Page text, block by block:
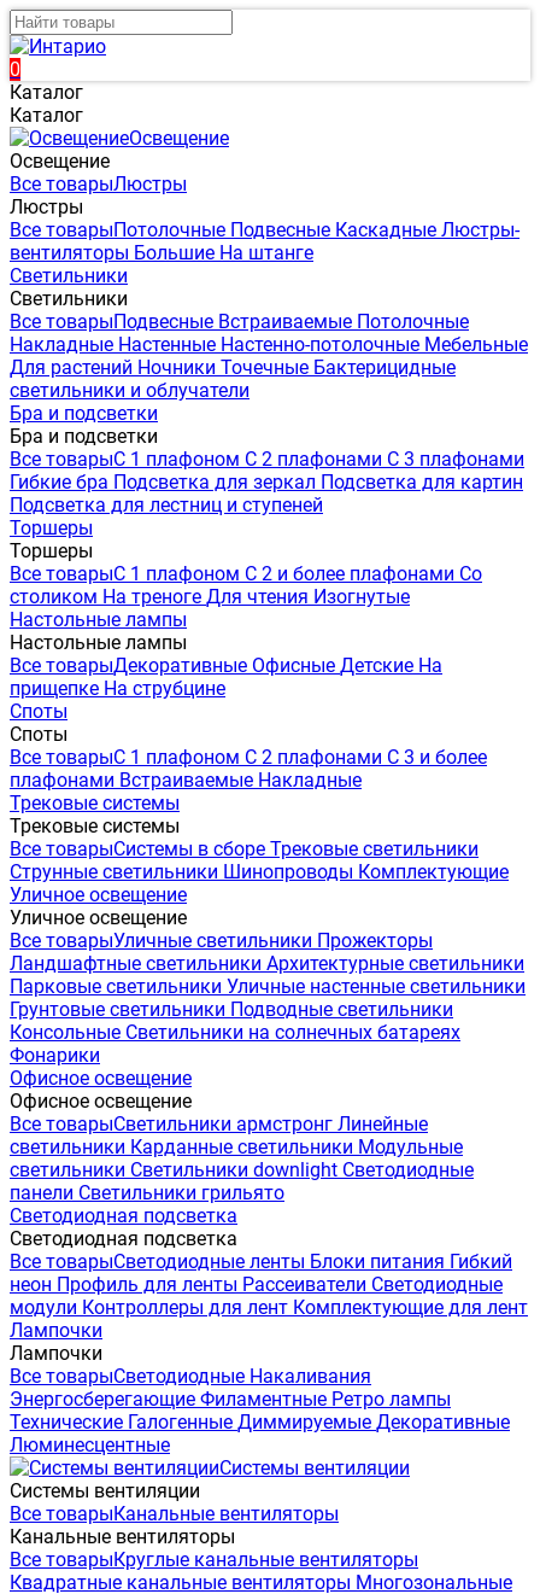
0
Каталог
Каталог
Освещение
Освещение
Все товарыЛюстры
Люстры
Все товарыПотолочные Подвесные Каскадные Люстры-
вентиляторы Большие На штанге
Светильники
Светильники
Все товарыПодвесные Встраиваемые Потолочные
Накладные Настенные Настенно-потолочные Мебельные
Для растений Ночники Точечные Бактерицидные
светильники и облучатели
Бра и подсветки
Бра и подсветки
Все товарыС 1 плафоном С 2 плафонами С 3 плафонами
Гибкие бра Подсветка для зеркал Подсветка для картин
Подсветка для лестниц и ступеней
Торшеры
Торшеры
Все товарыС 1 плафоном С 2 и более плафонами Со
столиком На треноге Для чтения Изогнутые
Настольные лампы
Настольные лампы
Все товарыДекоративные Офисные Детские На
прищепке На струбцине
Споты
Споты
Все товарыС 1 плафоном С 2 плафонами С 3 и более
плафонами Встраиваемые Накладные
Трековые системы
Трековые системы
Все товарыСистемы в сборе Трековые светильники
Струнные светильники Шинопроводы Комплектующие
Уличное освещение
Уличное освещение
Все товарыУличные светильники Прожекторы
Ландшафтные светильники Архитектурные светильники
Парковые светильники Уличные настенные светильники
Грунтовые светильники Подводные светильники
Консольные Светильники на солнечных батареях
Фонарики
Офисное освещение
Офисное освещение
Все товарыСветильники армстронг Линейные
светильники Карданные светильники Модульные
светильники Светильники downlight Светодиодные
панели Светильники грильято
Светодиодная подсветка
Светодиодная подсветка
Все товарыСветодиодные ленты Блоки питания Гибкий
неон Профиль для ленты Рассеиватели Светодиодные
модули Контроллеры для лент Комплектующие для лент
Лампочки
Лампочки
Все товарыСветодиодные Накаливания
Энергосберегающие Филаментные Ретро лампы
Технические Галогенные Диммируемые Декоративные
Люминесцентные
Системы вентиляции
Системы вентиляции
Все товарыКанальные вентиляторы
Канальные вентиляторы
Все товарыКруглые канальные вентиляторы
Квадратные канальные вентиляторы Многозональные